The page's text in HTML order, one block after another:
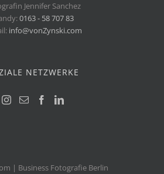
Jennifer Sanchez
0163 - 58 707 83
info@vonZynski.com
NETZWERKE
| Business Fotografie Berlin